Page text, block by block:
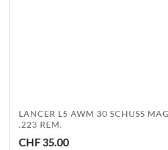
LANCER L5 AWM 30 SCHUSS
.223 REM.
CHF35.00